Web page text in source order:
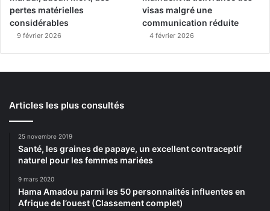
pertes matérielles
considérables
9 février 2026
visas malgré une
communication réduite
4 février 2026
Articles les plus consultés
25 novembre 2019
Santé, les graines de papaye, un excellent contraceptif
naturel pour les femmes mariées
9 mars 2020
Hama Amadou parmi les 50 personnalités influentes en
Afrique de l’ouest (Classement complet)